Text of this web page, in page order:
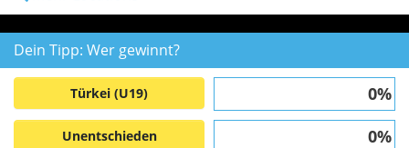
Dein Tipp: Wer gewinnt?
Türkei (U19) 0%
Unentschieden 0%